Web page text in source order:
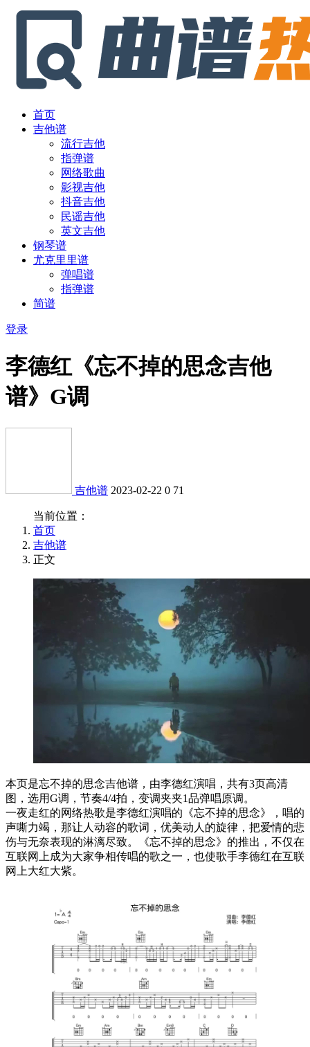
首页
吉他谱
流行吉他
指弹谱
网络歌曲
影视吉他
抖音吉他
民谣吉他
英文吉他
钢琴谱
尤克里里谱
弹唱谱
指弹谱
简谱
登录
李德红《忘不掉的思念吉他
谱》G调
吉他谱 2023-02-22 0 71
当前位置：
首页
吉他谱
正文
本页是忘不掉的思念吉他谱，由李德红演唱，共有3页高清
图，选用G调，节奏4/4拍，变调夹夹1品弹唱原调。
一夜走红的网络热歌是李德红演唱的《忘不掉的思念》，唱的
声嘶力竭，那让人动容的歌词，优美动人的旋律，把爱情的悲
伤与无奈表现的淋漓尽致。《忘不掉的思念》的推出，不仅在
互联网上成为大家争相传唱的歌之一，也使歌手李德红在互联
网上大红大紫。